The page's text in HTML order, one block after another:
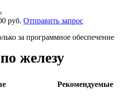
руб. Отправить запрос
за программное обеспечение
железу
Рекомендуемые